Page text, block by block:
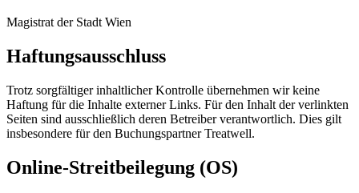
Magistrat der Stadt Wien
Haftungsausschluss
Trotz sorgfältiger inhaltlicher Kontrolle übernehmen wir keine
Haftung für die Inhalte externer Links. Für den Inhalt der verlinkten
Seiten sind ausschließlich deren Betreiber verantwortlich. Dies gilt
insbesondere für den Buchungspartner Treatwell.
Online-Streitbeilegung (OS)